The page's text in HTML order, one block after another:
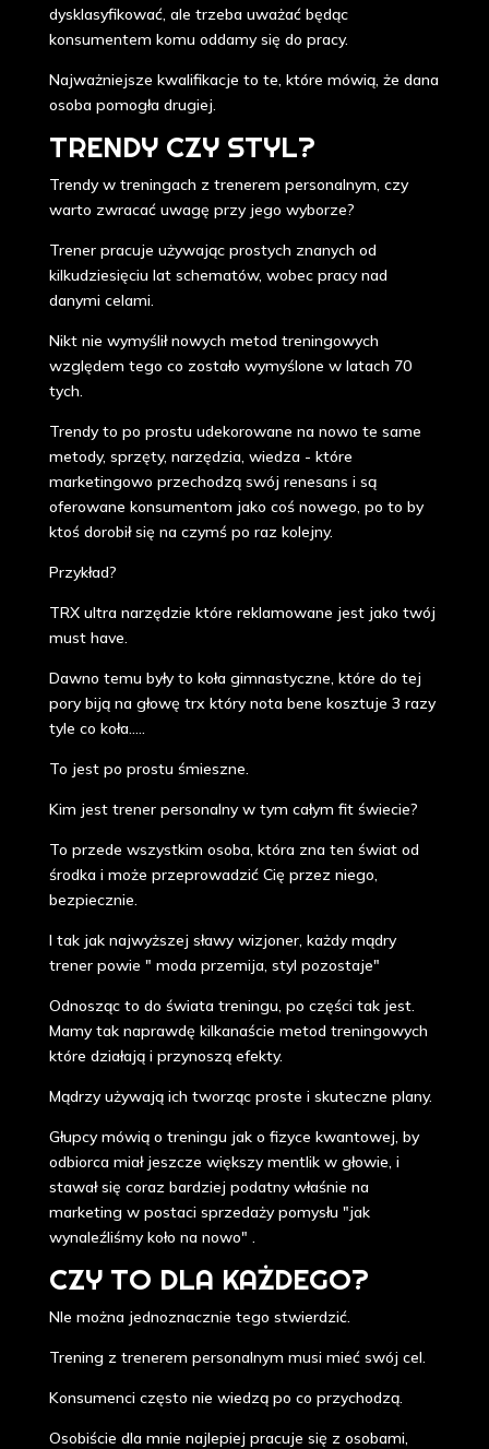
dysklasyfikować, ale trzeba uważać będąc
konsumentem komu oddamy się do pracy.
Najważniejsze kwalifikacje to te, które mówią, że dana
osoba pomogła drugiej.
TRENDY CZY STYL?
Trendy w treningach z trenerem personalnym, czy
warto zwracać uwagę przy jego wyborze?
Trener pracuje używając prostych znanych od
kilkudziesięciu lat schematów, wobec pracy nad
danymi celami.
Nikt nie wymyślił nowych metod treningowych
względem tego co zostało wymyślone w latach 70
tych.
Trendy to po prostu udekorowane na nowo te same
metody, sprzęty, narzędzia, wiedza - które
marketingowo przechodzą swój renesans i są
oferowane konsumentom jako coś nowego, po to by
ktoś dorobił się na czymś po raz kolejny.
Przykład?
TRX ultra narzędzie które reklamowane jest jako twój
must have.
Dawno temu były to koła gimnastyczne, które do tej
pory biją na głowę trx który nota bene kosztuje 3 razy
tyle co koła.....
To jest po prostu śmieszne.
Kim jest trener personalny w tym całym fit świecie?
To przede wszystkim osoba, która zna ten świat od
środka i może przeprowadzić Cię przez niego,
bezpiecznie.
I tak jak najwyższej sławy wizjoner, każdy mądry
trener powie " moda przemija, styl pozostaje"
Odnosząc to do świata treningu, po części tak jest.
Mamy tak naprawdę kilkanaście metod treningowych
które działają i przynoszą efekty.
Mądrzy używają ich tworząc proste i skuteczne plany.
Głupcy mówią o treningu jak o fizyce kwantowej, by
odbiorca miał jeszcze większy mentlik w głowie, i
stawał się coraz bardziej podatny właśnie na
marketing w postaci sprzedaży pomysłu "jak
wynaleźliśmy koło na nowo" .
CZY TO DLA KAŻDEGO?
NIe można jednoznacznie tego stwierdzić.
Trening z trenerem personalnym musi mieć swój cel.
Konsumenci często nie wiedzą po co przychodzą.
Osobiście dla mnie najlepiej pracuje się z osobami,